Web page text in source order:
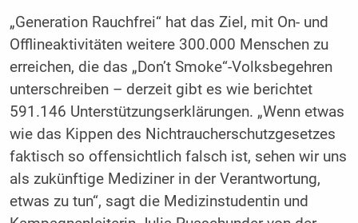
„Generation Rauchfrei“ hat das Ziel, mit On- und
Offlineaktivitäten weitere 300.000 Menschen zu
erreichen, die das „Don’t Smoke“-Volksbegehren
unterschreiben – derzeit gibt es wie berichtet
591.146 Unterstützungserklärungen. „Wenn etwas
wie das Kippen des Nichtraucherschutzgesetzes
faktisch so offensichtlich falsch ist, sehen wir uns
als zukünftige Mediziner in der Verantwortung,
etwas zu tun“, sagt die Medizinstudentin und